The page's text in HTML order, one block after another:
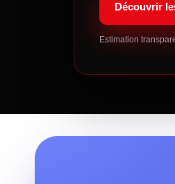
Découvrir
Estimation